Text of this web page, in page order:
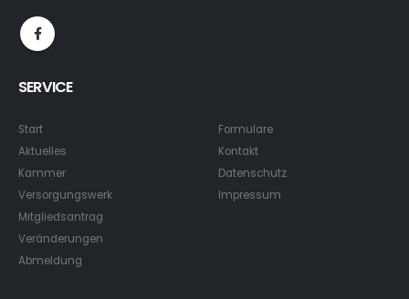
SERVICE
Start
Aktuelles
Kammer
Versorgungswerk
Mitgliedsantrag
Veränderungen
Abmeldung
Formulare
Kontakt
Datenschutz
Impressum